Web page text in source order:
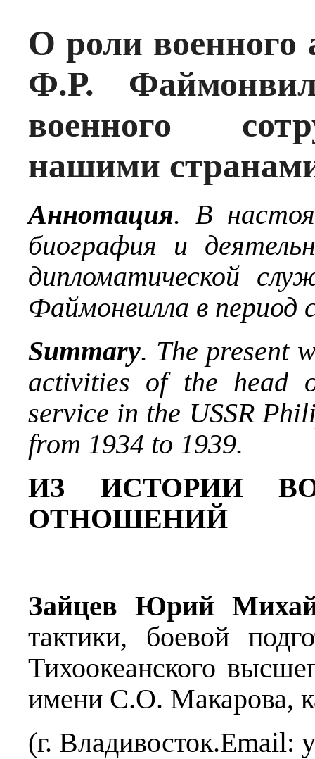
О роли
Ф.Р.
военного
нашими
Аннотация. В
биография и
дипломатической
Файмонвилла в период
Summary. The present
activities of the head
service in the USSR
from 1934 to 1939.
ИЗ ИСТОРИИ
ОТНОШЕНИЙ
Зайцев Юрий
тактики, боевой
Тихоокеанского
имени С.О. Макарова,
(г. Владивосток.Email: